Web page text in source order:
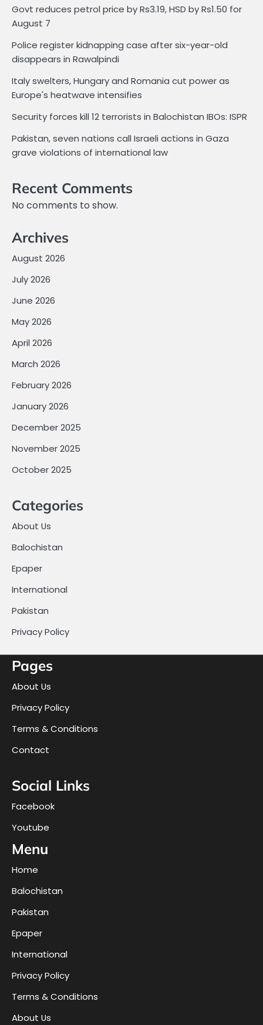
Govt reduces petrol price by Rs3.19, HSD by Rs1.50 for
August 7
Police register kidnapping case after six-year-old
disappears in Rawalpindi
Italy swelters, Hungary and Romania cut power as
Europe's heatwave intensifies
Security forces kill 12 terrorists in Balochistan IBOs: ISPR
Pakistan, seven nations call Israeli actions in Gaza
grave violations of international law
Recent Comments
No comments to show.
Archives
August 2026
July 2026
June 2026
May 2026
April 2026
March 2026
February 2026
January 2026
December 2025
November 2025
October 2025
Categories
About Us
Balochistan
Epaper
International
Pakistan
Privacy Policy
Pages
About Us
Privacy Policy
Terms & Conditions
Contact
Social Links
Facebook
Youtube
Menu
Home
Balochistan
Pakistan
Epaper
International
Privacy Policy
Terms & Conditions
About Us